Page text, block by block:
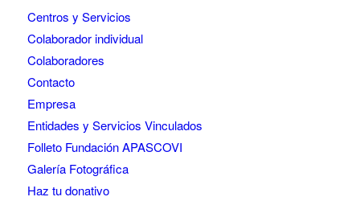
Centros y Servicios
Colaborador individual
Colaboradores
Contacto
Empresa
Entidades y Servicios Vinculados
Folleto Fundación APASCOVI
Galería Fotográfica
Haz tu donativo